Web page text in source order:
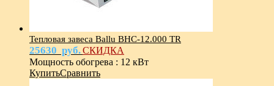
Тепловая завеса Ballu BHC-12.000 TR
25630 руб.СКИДКА
Мощность обогрева : 12 кВт
КупитьСравнить